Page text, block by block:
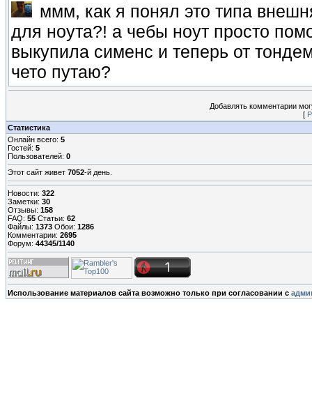
ммм, как я понял это типа
для ноута?! а чебы ноут просто
выкупила сименс и теперь от
чето путаю?
Добавлять комментарии
[
Статистика
Онлайн всего: 5
Гостей: 5
Пользователей: 0
Этот сайт живет 7052-й день.
Новости: 322
Заметки: 30
Отзывы: 158
FAQ: 55 Статьи: 62
Файлы: 1373 Обои: 1286
Комментарии: 2695
Форум: 44345/1140
Использование материалов сайта возможно только при согласовании с